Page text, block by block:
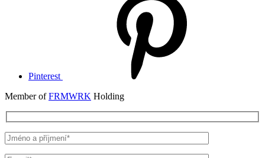
Pinterest
Member ofFRMWRK Holding